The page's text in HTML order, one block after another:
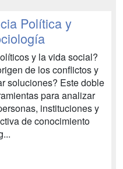
Política y
y la vida social?
de los conflictos y
soluciones? Este doble
para analizar
instituciones y
de conocimiento